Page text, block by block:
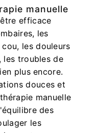
manuelle
efficace
les
les douleurs
les troubles de
plus encore.
douces et
manuelle
des
les